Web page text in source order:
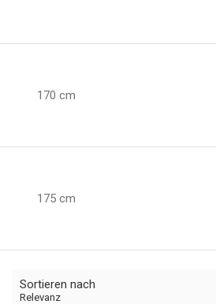
170 cm
175 cm
Sortieren nach
Relevanz